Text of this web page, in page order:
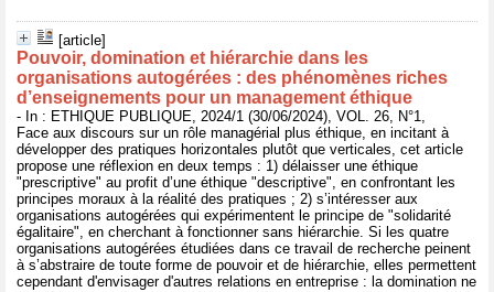
[article]
Pouvoir, domination et hiérarchie dans les
organisations autogérées : des phénomènes riches
d’enseignements pour un management éthique
- In : ETHIQUE PUBLIQUE, 2024/1 (30/06/2024), VOL. 26, N°1,
Face aux discours sur un rôle managérial plus éthique, en incitant à
développer des pratiques horizontales plutôt que verticales, cet article
propose une réflexion en deux temps : 1) délaisser une éthique
"prescriptive" au profit d’une éthique "descriptive", en confrontant les
principes moraux à la réalité des pratiques ; 2) s’intéresser aux
organisations autogérées qui expérimentent le principe de "solidarité
égalitaire", en cherchant à fonctionner sans hiérarchie. Si les quatre
organisations autogérées étudiées dans ce travail de recherche peinent
à s’abstraire de toute forme de pouvoir et de hiérarchie, elles permettent
cependant d'envisager d'autres relations en entreprise : la domination ne